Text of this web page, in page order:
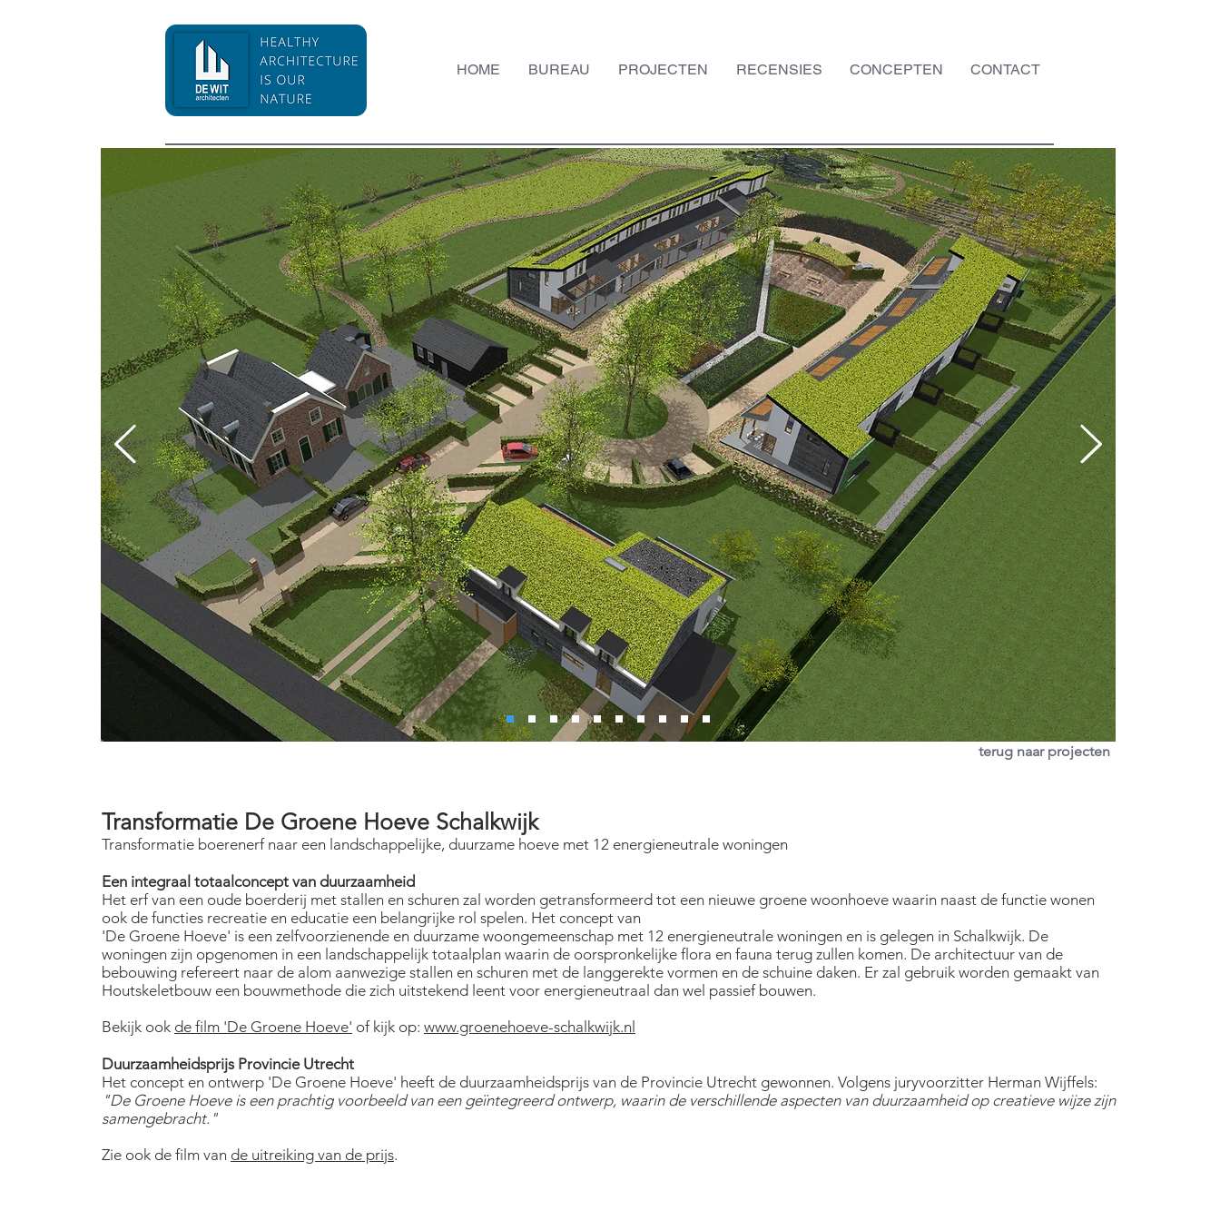
HOME BUREAU PROJECTEN RECENSIES CONCEPTEN CONTACT
terug naar projecten
Transformatie De Groene Hoeve Schalkwijk
Transformatie boerenerf naar een landschappelijke, duurzame hoeve met 12 energieneutrale woningen
Een integraal totaalconcept van duurzaamheid
Het erf van een oude boerderij met stallen en schuren zal worden getransformeerd tot een nieuwe groene woonhoeve waarin naast de functie wonen
ook de functies recreatie en educatie een belangrijke rol spelen. Het concept van
'De Groene Hoeve' is een zelfvoorzienende en duurzame woongemeenschap met 12 energieneutrale woningen en is gelegen in Schalkwijk. De
woningen zijn opgenomen in een landschappelijk totaalplan waarin de oorspronkelijke flora en fauna terug zullen komen. De architectuur van de
bebouwing refereert naar de alom aanwezige stallen en schuren met de langgerekte vormen en de schuine daken. Er zal gebruik worden gemaakt van
Houtskeletbouw een bouwmethode die zich uitstekend leent voor energieneutraal dan wel passief bouwen.
Bekijk ook de film 'De Groene Hoeve' of kijk op: www.groenehoeve-schalkwijk.nl
Duurzaamheidsprijs Provincie Utrecht
Het concept en ontwerp 'De Groene Hoeve' heeft de duurzaamheidsprijs van de Provincie Utrecht gewonnen. Volgens juryvoorzitter Herman Wijffels:
"De Groene Hoeve is een prachtig voorbeeld van een geïntegreerd ontwerp, waarin de verschillende aspecten van duurzaamheid op creatieve wijze zijn
samengebracht."
Zie ook de film van de uitreiking van de prijs.